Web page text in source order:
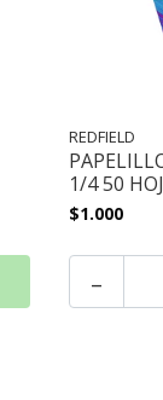
REDFIELD
1/4 50
$1.000
-